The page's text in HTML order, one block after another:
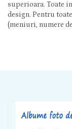
superioara. Toate
design. Pentru
(meniuri, numere